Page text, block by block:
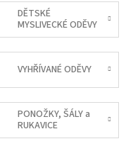
DĚTSKÉ
MYSLIVECKÉ ODĚVY
VYHŘÍVANÉ ODĚVY
PONOŽKY, ŠÁLY a
RUKAVICE